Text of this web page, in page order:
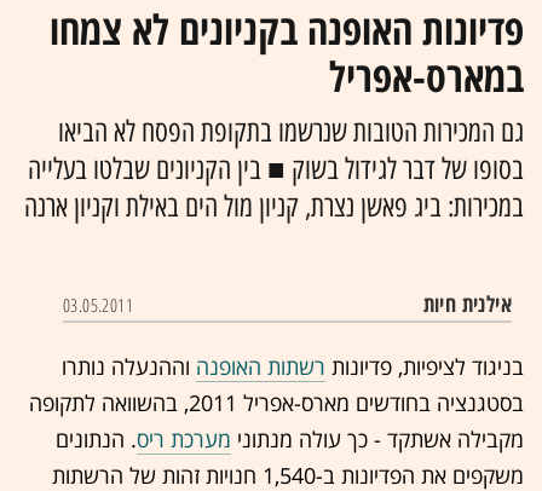
פדיונות האופנה בקניונים לא צמחו
במארס-אפריל
גם המכירות הטובות שנרשמו בתקופת הפסח לא הביאו
בסופו של דבר לגידול בשוק ■ בין הקניונים שבלטו בעלייה
במכירות: ביג פאשן נצרת, קניון מול הים באילת וקניון ארנה
אילנית חיות 03.05.2011
בניגוד לציפיות, פדיונות רשתות האופנה וההנעלה נותרו
בסטגנציה בחודשים מארס-אפריל 2011, בהשוואה לתקופה
מקבילה אשתקד - כך עולה מנתוני מערכת ריס. הנתונים
משקפים את הפדיונות ב-1,540 חנויות זהות של הרשתות